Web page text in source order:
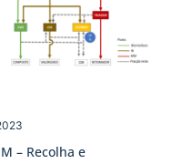
– Recolha e